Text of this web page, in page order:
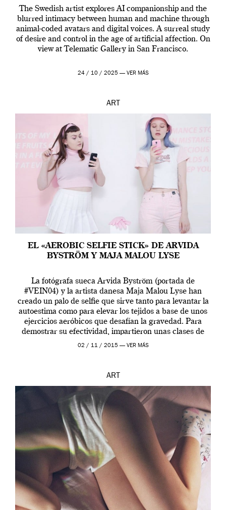
The Swedish artist explores AI companionship and the
blurred intimacy between human and machine through
animal-coded avatars and digital voices. A surreal study
of desire and control in the age of artificial affection. On
view at Telematic Gallery in San Francisco.
24 / 10 / 2025 — VER MÁS
ART
EL «AEROBIC SELFIE STICK» DE ARVIDA
BYSTRÖM Y MAJA MALOU LYSE
La fotógrafa sueca Arvida Byström (portada de
#VEIN04) y la artista danesa Maja Malou Lyse han
creado un palo de selfie que sirve tanto para levantar la
autoestima como para elevar los tejidos a base de unos
ejercicios aeróbicos que desafían la gravedad. Para
demostrar su efectividad, impartieron unas clases de
prueba en el Tate […]
02 / 11 / 2015 — VER MÁS
ART